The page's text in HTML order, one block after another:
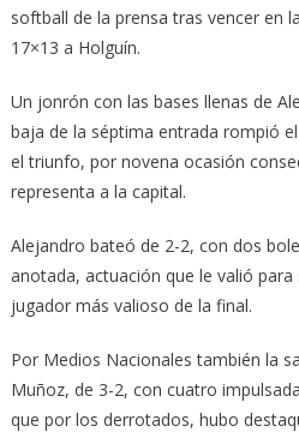
softball de la prensa tras vencer en
17×13 a Holguín.
Un jonrón con las bases llenas de
baja de la séptima entrada rompió
el triunfo, por novena ocasión
representa a la capital.
Alejandro bateó de 2-2, con dos
anotada, actuación que le valió
jugador más valioso de la final.
Por Medios Nacionales también la
Muñoz, de 3-2, con cuatro
que por los derrotados, hubo